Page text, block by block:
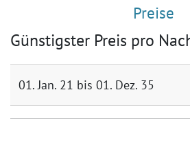
Preise
Günstigster Preis pro
01. Jan. 21 bis 01. Dez. 35